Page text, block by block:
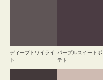
ディープトワイライ
ト
パープルスイートポ
テト